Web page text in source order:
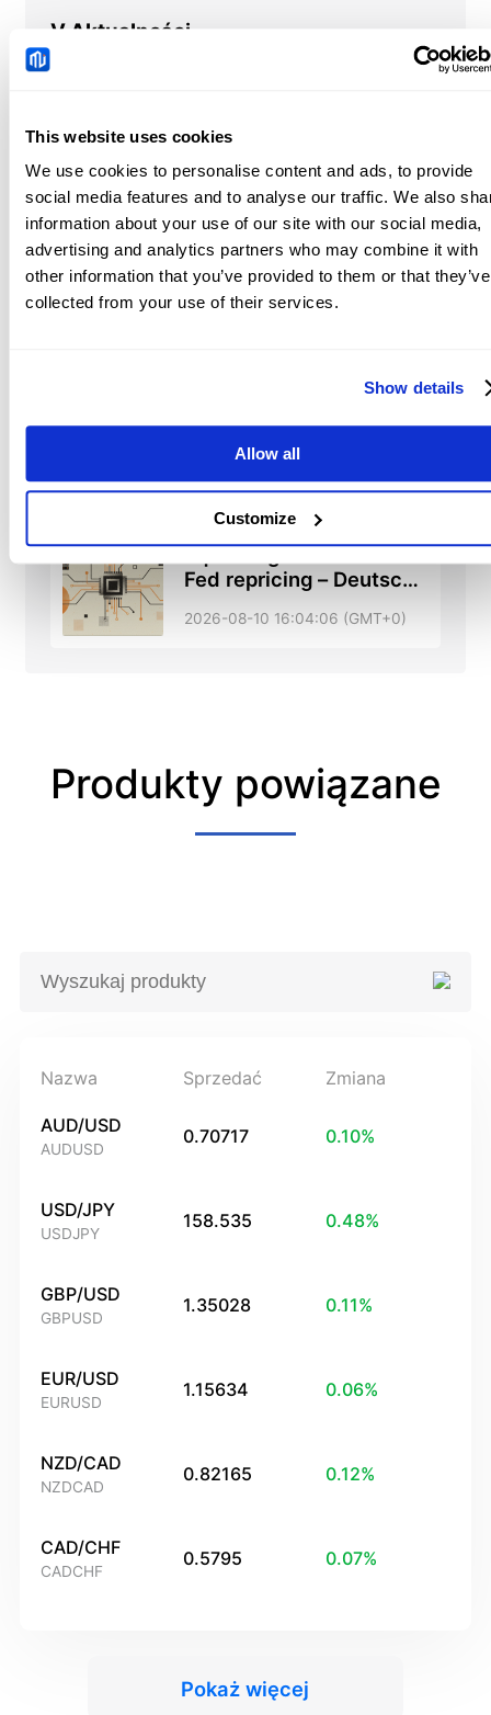
This website uses cookies
We use cookies to personalise content and ads, to provide
social media features and to analyse our traffic. We also
information about your use of our site with our social media,
advertising and analytics partners who may combine it with
other information that you’ve provided to them or that they’ve
collected from your use of their services.
Show details
Allow all
Customize
V Aktualności
set to hold amid inflation
risks - BNY
2026-08-10 16:17:14 (GMT+0)
Silver Price Forecasts:
XAG/USD confirms a
bullish H&S targeting
over one-week high as
fiscal woes and rate gap
hammer Yen
Equities gain on Oil and
Fed repricing – Deutsche
2026-08-10 16:04:06 (GMT+0)
Produkty powiązane
Nazwa Sprzedać Zmiana
AUD/USD
AUDUSD
0.70717 0.10%
USD/JPY
USDJPY
158.535 0.48%
GBP/USD
GBPUSD
1.35028 0.11%
EUR/USD
EURUSD
1.15634 0.06%
NZD/CAD
NZDCAD
0.82165 0.12%
CAD/CHF
CADCHF
0.5795 0.07%
Pokaż więcej